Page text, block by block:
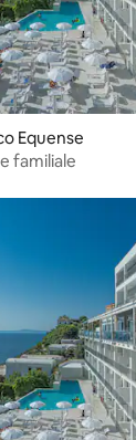
Equense
familiale